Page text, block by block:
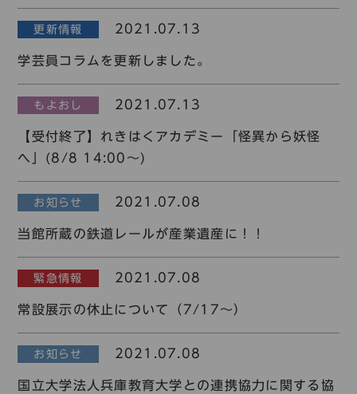
更新情報 2021.07.13
学芸員コラムを更新しました。
もよおし 2021.07.13
【受付終了】れきはくアカデミー「怪異から妖怪
へ」(8/8 14:00～)
お知らせ 2021.07.08
当館所蔵の鉄道レールが産業遺産に！！
緊急情報 2021.07.08
常設展示の休止について（7/17～）
お知らせ 2021.07.08
国立大学法人兵庫教育大学との連携協力に関する協
もよおし
コレクション
読む・調べる
新着情報
お問い合わせ
languages
日本語 English 中文簡体
標準 大 特大
カラー設定
青
languages
日本語 English